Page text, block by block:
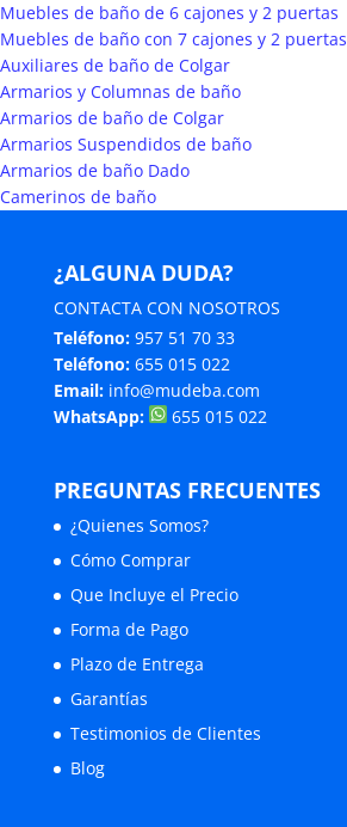
Muebles de baño de 6 cajones y 2 puertas
Muebles de baño con 7 cajones y 2 puertas
Auxiliares de baño de Colgar
Armarios y Columnas de baño
Armarios de baño de Colgar
Armarios Suspendidos de baño
Armarios de baño Dado
Camerinos de baño
¿ALGUNA DUDA?
CONTACTA CON NOSOTROS
Teléfono: 957 51 70 33
Teléfono: 655 015 022
Email: info@mudeba.com
WhatsApp:
655 015 022
PREGUNTAS FRECUENTES
¿Quienes Somos?
Cómo Comprar
Que Incluye el Precio
Forma de Pago
Plazo de Entrega
Garantías
Testimonios de Clientes
Blog